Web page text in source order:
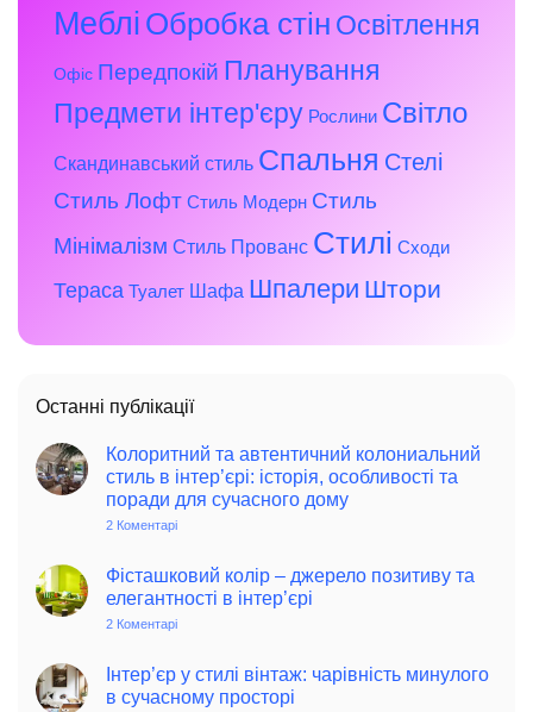
Меблі Обробка стін Освітлення
Офіс Передпокій Планування
Предмети інтер'єру Рослини Світло
Скандинавський стиль Спальня Стелі
Стиль Лофт Стиль Модерн Стиль
Мінімалізм Стиль Прованс Стилі Сходи
Тераса Туалет Шафа Шпалери Штори
Останні публікації
Колоритний та автентичний колониальний
стиль в інтер’єрі: історія, особливості та
поради для сучасного дому
2 Коментарі
автентичний
колониальний
стиль
особливості
та
поради
Фісташковий колір – джерело позитиву та
елегантності в інтер’єрі
2 Коментарі
–
джерело
позитиву
Інтер’єр у стилі вінтаж: чарівність минулого
в сучасному просторі